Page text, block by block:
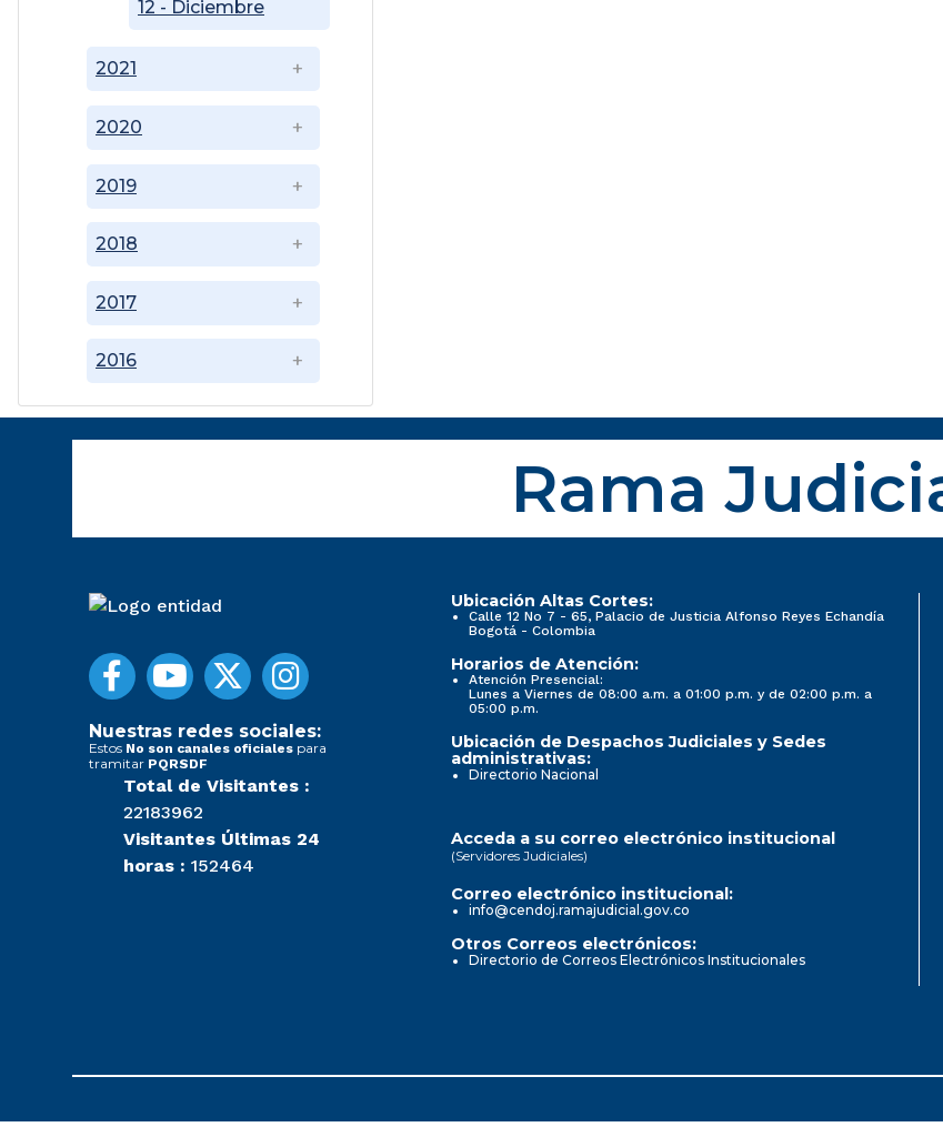
2016
2017
2018
2019
2020
2021
12 - Diciembre
Rama
Nuestras redes sociales:
Estos No son canales oficiales para
tramitar PQRSDF
Total de Visitantes :
22183962
Visitantes Últimas 24
horas : 152464
Ubicación Altas Cortes:
Calle 12 No 7 - 65, Palacio de Justicia Alfonso Reyes Echandía
Bogotá - Colombia
Horarios de Atención:
Atención Presencial:
Lunes a Viernes de 08:00 a.m. a 01:00 p.m. y de 02:00 p.m. a
05:00 p.m.
Ubicación de Despachos Judiciales y Sedes
administrativas:
Directorio Nacional
Acceda a su correo electrónico institucional
(Servidores Judiciales)
Correo electrónico institucional:
info@cendoj.ramajudicial.gov.co
Otros Correos electrónicos:
Directorio de Correos Electrónicos Institucionales